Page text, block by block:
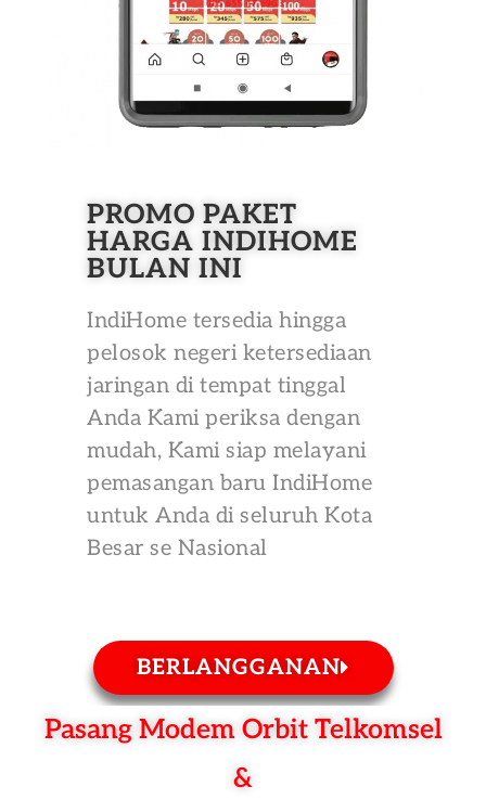
PROMO PAKET
HARGA INDIHOME
BULAN INI
IndiHome tersedia hingga
pelosok negeri ketersediaan
jaringan di tempat tinggal
Anda Kami periksa dengan
mudah, Kami siap melayani
pemasangan baru IndiHome
untuk Anda di seluruh Kota
Besar se Nasional
BERLANGGANAN
Pasang Modem Orbit Telkomsel
&